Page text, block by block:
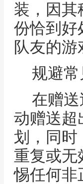
装，因其
份恰到好
队友的
规避
在赠
动赠送超
划，同时
重复或无
惕任何非